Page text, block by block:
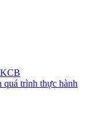
quá trình thực hành